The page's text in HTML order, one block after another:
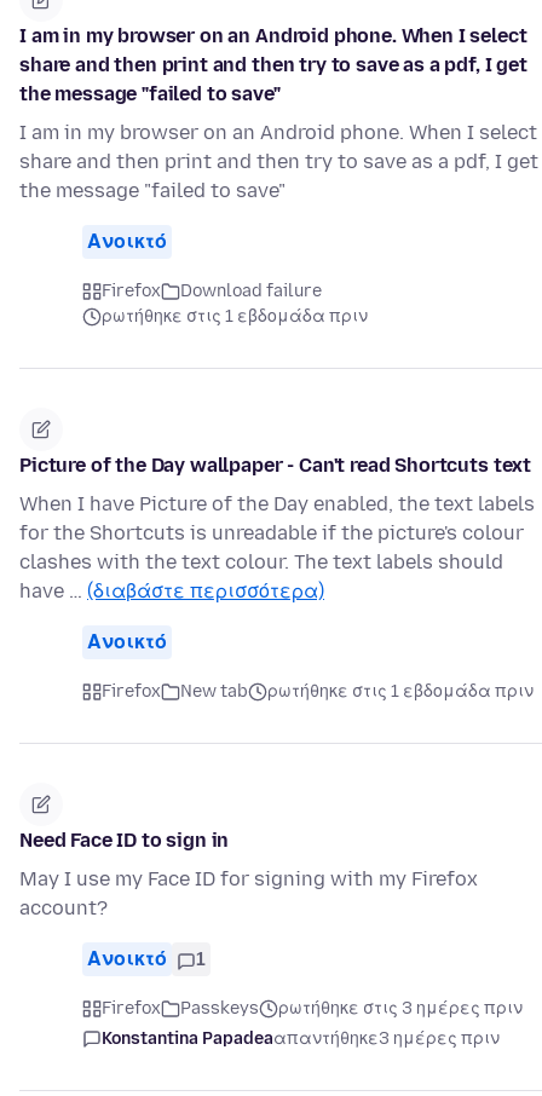
I am in my browser on an Android phone. When I select
share and then print and then try to save as a pdf, I get
the message "failed to save"
I am in my browser on an Android phone. When I select
share and then print and then try to save as a pdf, I get
the message "failed to save"
Ανοικτό
Firefox
Download failure
ρωτήθηκε στις 1 εβδομάδα πριν
Picture of the Day wallpaper - Can't read Shortcuts text
When I have Picture of the Day enabled, the text labels
for the Shortcuts is unreadable if the picture's colour
clashes with the text colour. The text labels should
have … (διαβάστε περισσότερα)
Ανοικτό
Firefox New tab ρωτήθηκε στις 1 εβδομάδα πριν
Need Face ID to sign in
May I use my Face ID for signing with my Firefox
account?
Ανοικτό 1
Firefox Passkeys
ρωτήθηκε στις 3 ημέρες πριν
Konstantina Papadeaαπαντήθηκε3 ημέρες πριν